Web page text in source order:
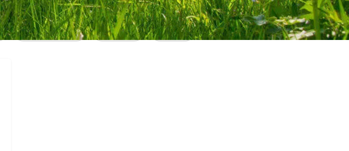
E-Mail senden anrufen teilen